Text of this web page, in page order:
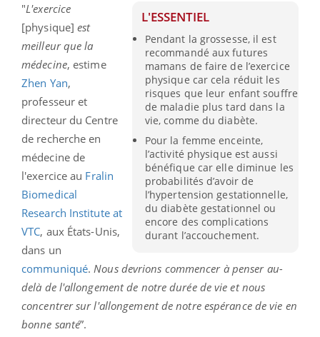
L'ESSENTIEL
Pendant la grossesse, il est
recommandé aux futures
mamans de faire de l’exercice
physique car cela réduit les
risques que leur enfant souffre
de maladie plus tard dans la
vie, comme du diabète.
Pour la femme enceinte,
l’activité physique est aussi
bénéfique car elle diminue les
probabilités d’avoir de
l’hypertension gestationnelle,
du diabète gestationnel ou
encore des complications
durant l’accouchement.
"L'exercice
[physique]est
meilleur que la
médecine, estime
Zhen Yan,
professeur et
directeur du Centre
de recherche en
médecine de
l'exercice au Fralin
Biomedical
Research Institute at
VTC, aux États-Unis,
dans un
communiqué. Nous devrions commencer à penser au-
delà de l'allongement de notre durée de vie et nous
concentrer sur l'allongement de notre espérance de vie en
bonne santé”.